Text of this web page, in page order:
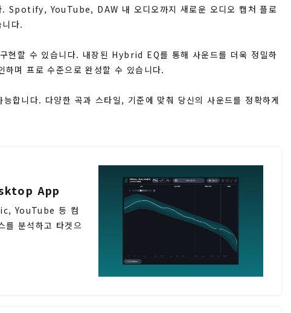
Spotify, YouTube, DAW 내 오디오까지 새로운 오디오 캡처 플로
다.
할 수 있습니다. 내장된 Hybrid EQ를 통해 사운드를 더욱 정밀하
며 프로 수준으로 완성할 수 있습니다.
다. 다양한 곡과 스타일, 기준에 맞춰 당신의 사운드를 정확하게
App
YouTube 등 컴
를 분석하고 타겟으